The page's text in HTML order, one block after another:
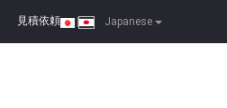
Japanese
見積依頼 |